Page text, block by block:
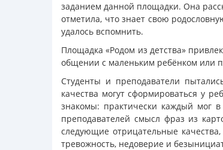
заданием данной площадки. Она
отметила, что знает свою
удалось вспомнить.
Площадка «Родом из детства»
общении с маленьким ребёнком или
Студенты и преподаватели
качества могут сформироваться у
знакомы: практически каждый мог
преподавателей смысл фраз из
следующие отрицательные
тревожность, недоверие и